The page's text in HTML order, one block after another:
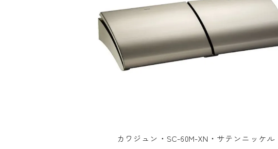
カワジュン・SC-60M-XN・サテンニッケル